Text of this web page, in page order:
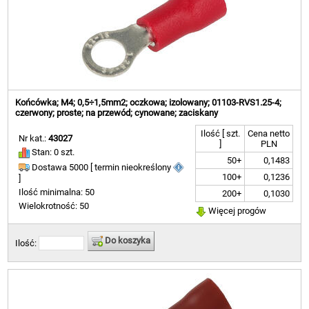
Końcówka; M4; 0,5÷1,5mm2; oczkowa; izolowany; 01103-RVS1.25-4;
czerwony; proste; na przewód; cynowane; zaciskany
Nr kat.:43027
Stan: 0 szt.
Dostawa 5000 [ termin nieokreślony
Ilość minimalna: 50
Wielokrotność: 50
Ilość [ szt.
Cena netto
PLN
50+
0,1483
100+
0,1236
200+
0,1030
Więcej progów
Ilość: Do koszyka